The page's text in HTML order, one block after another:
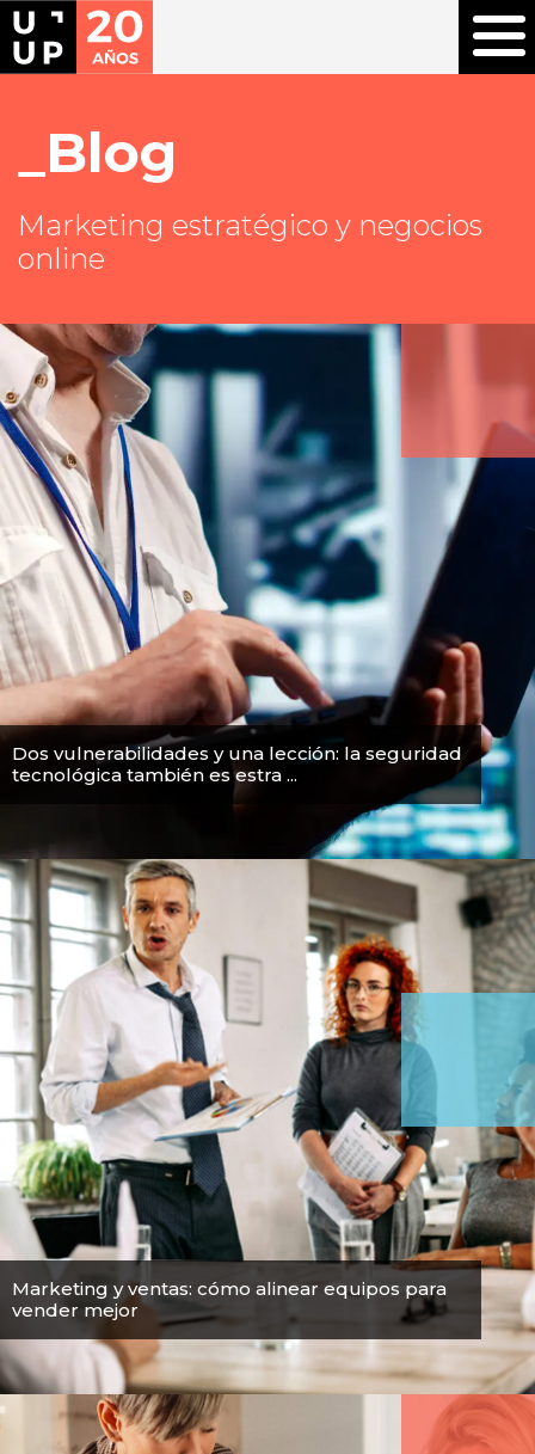
Blog
Marketing estratégico y negocios
online
Dos vulnerabilidades y una lección: la seguridad
tecnológica también es estra ...
Marketing y ventas: cómo alinear equipos para
vender mejor